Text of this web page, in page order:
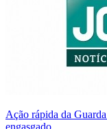
Ação rápida da
engasgado